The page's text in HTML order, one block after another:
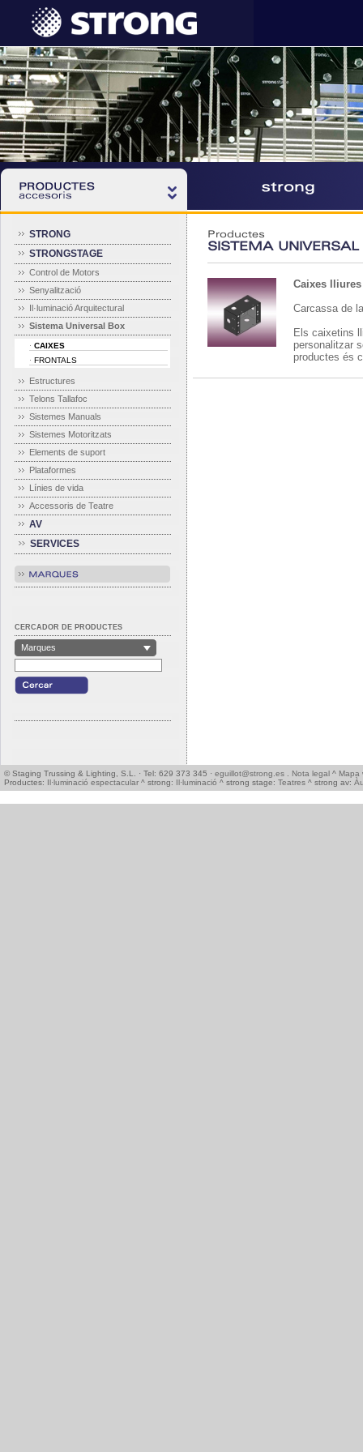
STRONG
STRONGSTAGE
Control de Motors
Senyalització
Il·luminació Arquitectural
Sistema Universal Box
· CAIXES
· FRONTALS
Estructures
Telons Tallafoc
Sistemes Manuals
Sistemes Motoritzats
Elements de suport
Plataformes
Línies de vida
Accessoris de Teatre
AV
SERVICES
CERCADOR DE PRODUCTES
Marques
Productes
SISTEMA UNIVERSAL
Caixes lliures
Carcassa de
Els caixetins
personalitzar
productes és
© Staging Trussing & Lighting, S.L. · Tel: 629 373 345 · eguillot@strong.es Nota legal ^ Mapa
Productes: Il·luminació espectacular ^ strong: Il·luminació ^ strong stage: Teatres ^ strong av: